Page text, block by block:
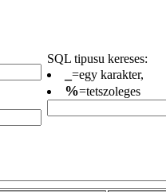
SQL tipusu kereses:
=egy karakter,
%=tetszoleges